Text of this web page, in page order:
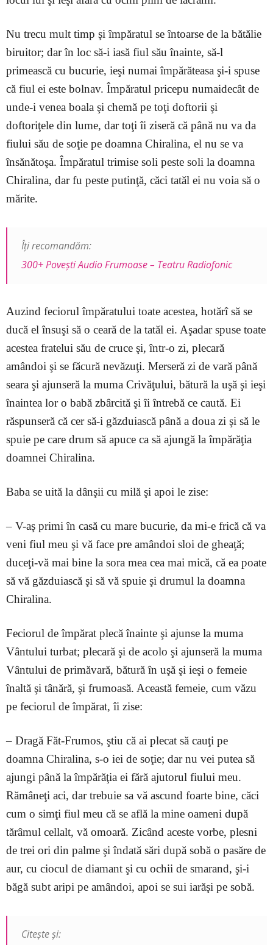
Nu trecu mult timp şi împăratul se întoarse de la bătălie
biruitor; dar în loc să-i iasă fiul său înainte, să-l
primească cu bucurie, ieşi numai împărăteasa şi-i spuse
că fiul ei este bolnav. Împăratul pricepu numaidecât de
unde-i venea boala şi chemă pe toţi doftorii şi
doftoriţele din lume, dar toţi îi ziseră că până nu va da
fiului său de soţie pe doamna Chiralina, el nu se va
însănătoşa. Împăratul trimise soli peste soli la doamna
Chiralina, dar fu peste putinţă, căci tatăl ei nu voia să o
mărite.
Îți recomandăm:
300+ Povești Audio Frumoase – Teatru Radiofonic
Auzind feciorul împăratului toate acestea, hotărî să se
ducă el însuşi să o ceară de la tatăl ei. Aşadar spuse toate
acestea fratelui său de cruce şi, într-o zi, plecară
amândoi şi se făcură nevăzuţi. Merseră zi de vară până
seara şi ajunseră la muma Crivăţului, bătură la uşă şi ieşi
înaintea lor o babă zbârcită şi îi întrebă ce caută. Ei
răspunseră că cer să-i găzduiască până a doua zi şi să le
spuie pe care drum să apuce ca să ajungă la împărăţia
doamnei Chiralina.
Baba se uită la dânşii cu milă şi apoi le zise:
– V-aş primi în casă cu mare bucurie, da mi-e frică că va
veni fiul meu şi vă face pre amândoi sloi de gheaţă;
duceţi-vă mai bine la sora mea cea mai mică, că ea poate
să vă găzduiască şi să vă spuie şi drumul la doamna
Chiralina.
Feciorul de împărat plecă înainte şi ajunse la muma
Vântului turbat; plecară şi de acolo şi ajunseră la muma
Vântului de primăvară, bătură în uşă şi ieşi o femeie
înaltă şi tânără, şi frumoasă. Această femeie, cum văzu
pe feciorul de împărat, îi zise:
– Dragă Făt-Frumos, ştiu că ai plecat să cauţi pe
doamna Chiralina, s-o iei de soţie; dar nu vei putea să
ajungi până la împărăţia ei fără ajutorul fiului meu.
Rămâneţi aci, dar trebuie sa vă ascund foarte bine, căci
cum o simţi fiul meu că se află la mine oameni după
tărâmul cellalt, vă omoară. Zicând aceste vorbe, plesni
de trei ori din palme şi îndată sări după sobă o pasăre de
aur, cu ciocul de diamant şi cu ochii de smarand, şi-i
băgă subt aripi pe amândoi, apoi se sui iarăşi pe sobă.
Citește și: